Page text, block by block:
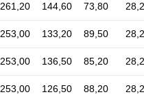
261,20 144,60 73,80
253,00 133,20 89,50
253,00 136,50 85,20
253,00 126,50 88,20